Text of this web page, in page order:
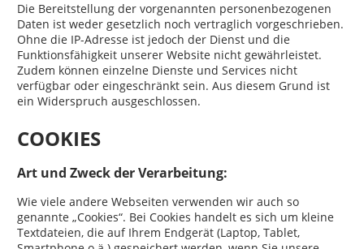
Die Bereitstellung der vorgenannten personenbezogenen
Daten ist weder gesetzlich noch vertraglich vorgeschrieben.
Ohne die IP-Adresse ist jedoch der Dienst und die
Funktionsfähigkeit unserer Website nicht gewährleistet.
Zudem können einzelne Dienste und Services nicht
verfügbar oder eingeschränkt sein. Aus diesem Grund ist
ein Widerspruch ausgeschlossen.
COOKIES
Art und Zweck der Verarbeitung:
Wie viele andere Webseiten verwenden wir auch so
genannte „Cookies“. Bei Cookies handelt es sich um kleine
Textdateien, die auf Ihrem Endgerät (Laptop, Tablet,